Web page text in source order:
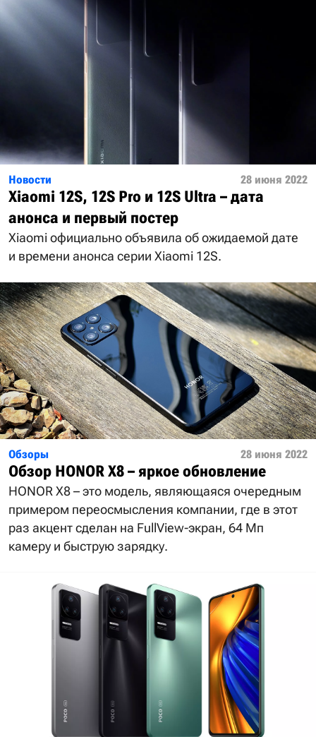
Новости 28 июня 2022
Xiaomi 12S, 12S Pro и 12S Ultra – дата
анонса и первый постер
Xiaomi официально объявила об ожидаемой дате
и времени анонса серии Xiaomi 12S.
Обзоры 28 июня 2022
Обзор HONOR X8 – яркое обновление
HONOR X8 – это модель, являющаяся очередным
примером переосмысления компании, где в этот
раз акцент сделан на FullView-экран, 64 Мп
камеру и быструю зарядку.